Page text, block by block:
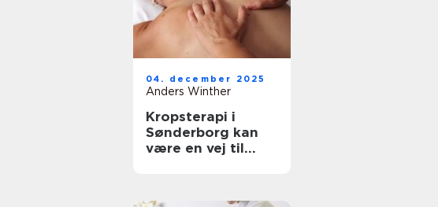
04. december 2025
Anders Winther
Kropsterapi i
Sønderborg kan
være en vej til